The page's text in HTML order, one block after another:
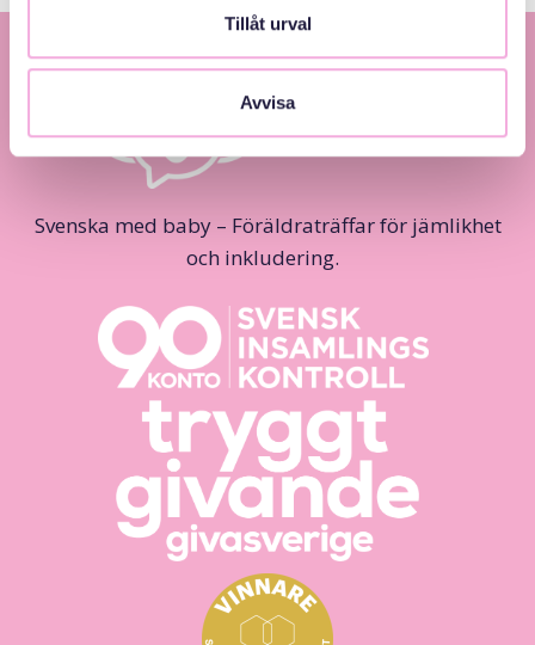
Tillåt urval
Avvisa
Svenska med baby – Föräldraträffar för jämlikhet
och inkludering.